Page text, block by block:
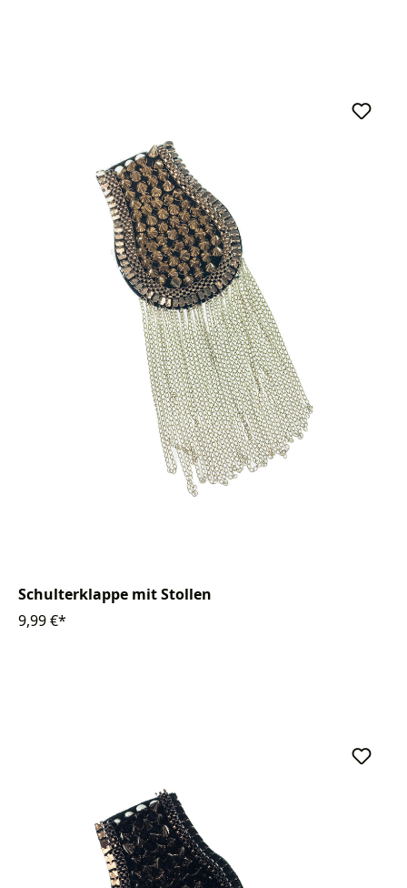
Schulterklappe mit Stollen
9,99 €*